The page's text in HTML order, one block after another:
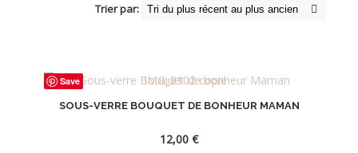
Trier par:
Save
SOUS-VERRE BOUQUET DE BONHEUR MAMAN
12,00 €